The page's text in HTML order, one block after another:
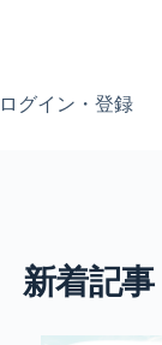
ログイン・登録
新着記事